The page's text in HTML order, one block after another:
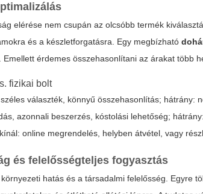
elérése nem csupán az olcsóbb termék
és a készletforgatásra. Egy megbízható
Emellett érdemes összehasonlítani az árakat több
fizikai bolt
választék, könnyű összehasonlítás;
azonnali beszerzés, kóstolási lehetőség;
online megrendelés, helyben átvétel, vagy
és felelősségteljes fogyasztás
hatás és a társadalmi felelősség. Egyre